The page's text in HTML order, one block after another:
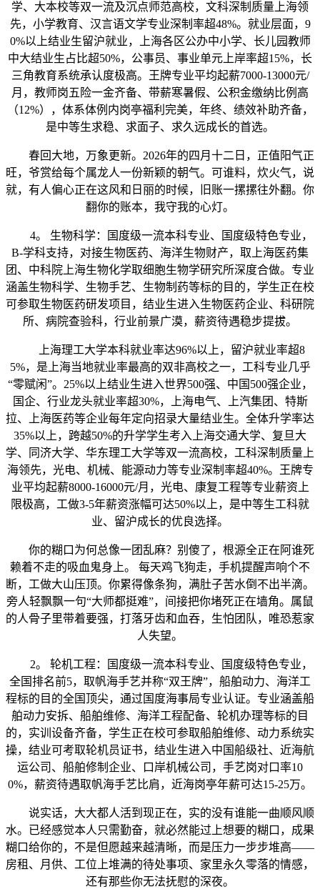
学、大本校等双一流及沉点师范高校，文科深制质量上海领
先，小学教育、汉言语文学专业深制率超48%。就业层面，9
0%以上结业生留沪就业，上海各区公办中小学、长儿园教师
中大结业生占比超50%，公事员、事业单元上岸率超15%，长
三角教育系统承认度极高。王牌专业平均起薪7000-13000元/
月，教师岗五险一金齐备、带薪寒暑假、公积金缴纳比例高
（12%），体系体例内岗亭福利完美，年终、绩效补助齐备，
是中等生求稳、求面子、求久远成长的首选。
春回大地，万象更新。2026年的四月十二日，正值阳气正
旺，爷赏给每个属龙人一份新颖的朝气。可谁料，炊火气，说
就，有人偏心正在这风和日丽的时候，旧账一摞摞往外翻。你
翻你的账本，我守我的心灯。
4。 生物科学：国度级一流本科专业、国度级特色专业，
B-学科支持，对接生物医药、海洋生物财产，取上海医药集
团、中科院上海生物化学取细胞生物学研究所深度合做。专业
涵盖生物科学、生物手艺、生物制药等标的目的，学生正在校
可参取生物医药研发项目，结业生进入生物医药企业、科研院
所、病院查验科，行业前景广漠，薪资待遇稳步提拔。
上海理工大学本科就业率达96%以上，留沪就业率超8
5%，是上海当地就业率最高的双非高校之一，工科专业几乎
“零赋闲”。25%以上结业生进入世界500强、中国500强企业，
国企、行业龙头就业率超30%，上海电气、上汽集团、特斯
拉、上海医药等企业每年定向招录大量结业生。全体升学率达
35%以上，跨越50%的升学学生考入上海交通大学、复旦大
学、同济大学、华东理工大学等双一流高校，工科深制质量上
海领先，光电、机械、能源动力等专业深制率超40%。王牌专
业平均起薪8000-16000元/月，光电、康复工程等专业薪资上
限极高，工做3-5年薪资涨幅可达50%以上，是中等生工科就
业、留沪成长的优良选择。
你的糊口为何总像一团乱麻？别傻了，根源全正在阿谁死
赖着不走的吸血鬼身上。 每天鸡飞狗走，手机提醒声响个不
断，工做大山压顶。你累得像条狗，满肚子苦水倒不出半滴。
旁人轻飘飘一句“大师都挺难”，间接把你堵死正在墙角。属鼠
的人骨子里带着要强，打落牙齿和血吞，生怕团队，唯恐惹家
人失望。
2。 轮机工程：国度级一流本科专业、国度级特色专业，
全国排名前5，取帆海手艺并称“双王牌”，船舶动力、海洋工
程标的目的全国顶尖，通过国度海事局专业认证。专业涵盖船
舶动力安拆、船舶维修、海洋工程配备、轮机办理等标的目
的，实训设备齐备，学生正在校可参取船舶维修、动力系统实
操，结业可考取轮机员证书，结业生进入中国船级社、近海航
运公司、船舶修制企业、口岸机械公司，手艺岗对口率10
0%，薪资待遇取帆海手艺比肩，近海岗亭年薪可达15-25万。
说实话，大大都人活到现正在，实的没有谁能一曲顺风顺
水。已经感觉本人只需勤奋，就必然能过上想要的糊口，成果
糊口给你的，不是但愿越来越清晰，而是压力一步步堆高——
房租、月供、工位上堆满的待处事项、家里永久零落的情感，
还有那些你无法抚慰的深夜。